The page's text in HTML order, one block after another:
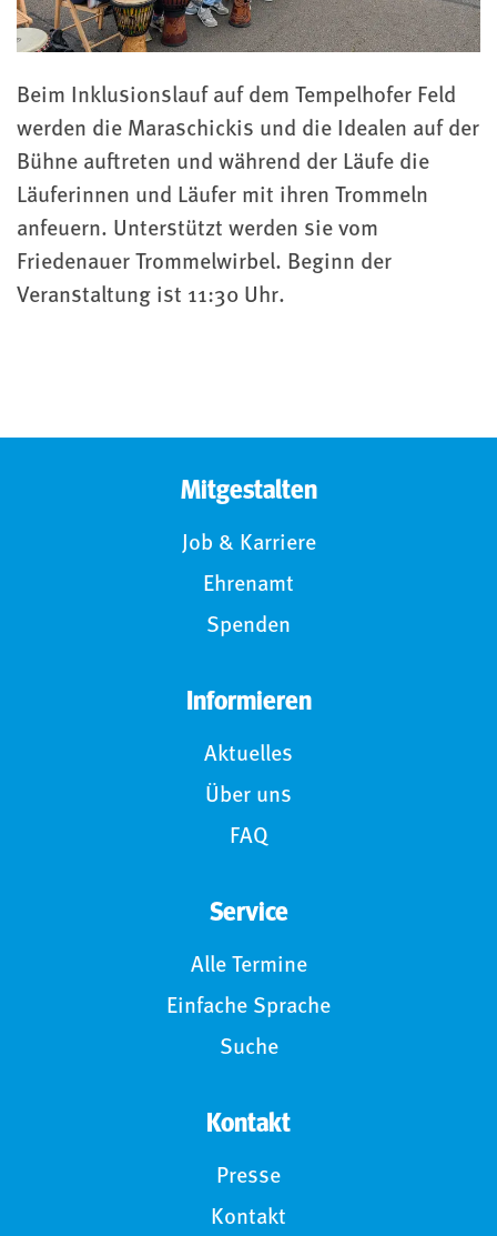
Beim Inklusionslauf auf dem Tempelhofer Feld
werden die Maraschickis und die Idealen auf der
Bühne auftreten und während der Läufe die
Läuferinnen und Läufer mit ihren Trommeln
anfeuern. Unterstützt werden sie vom
Friedenauer Trommelwirbel. Beginn der
Veranstaltung ist 11:30 Uhr.
Mitgestalten
Job & Karriere
Ehrenamt
Spenden
Informieren
Aktuelles
Über uns
FAQ
Service
Alle Termine
Einfache Sprache
Suche
Kontakt
Presse
Kontakt